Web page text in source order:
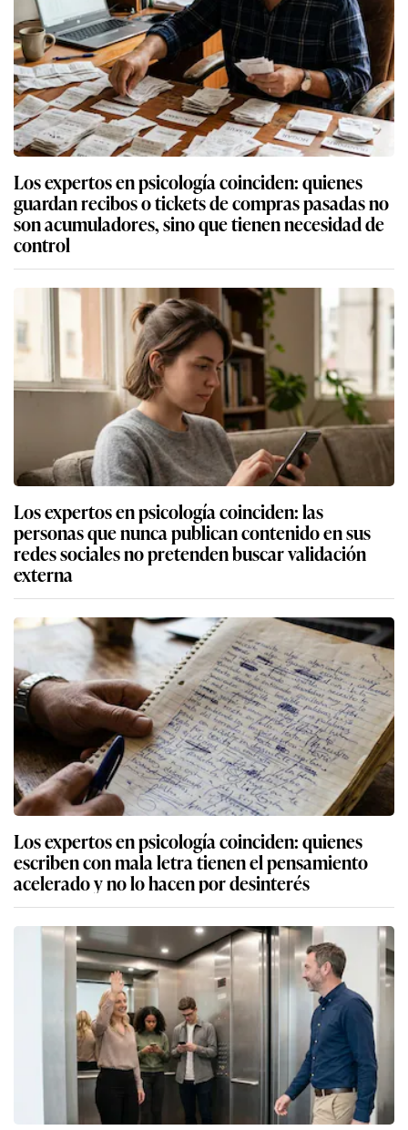
Los expertos en psicología coinciden: quienes
guardan recibos o tickets de compras pasadas no
son acumuladores, sino que tienen necesidad de
control
Los expertos en psicología coinciden: las
personas que nunca publican contenido en sus
redes sociales no pretenden buscar validación
externa
Los expertos en psicología coinciden: quienes
escriben con mala letra tienen el pensamiento
acelerado y no lo hacen por desinterés